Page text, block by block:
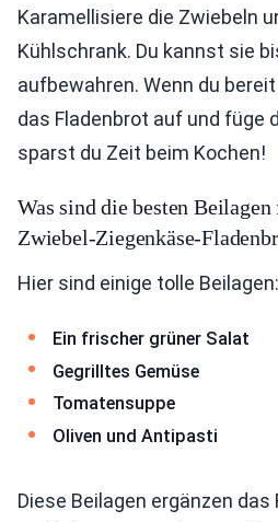
Karamellisiere die Zwiebeln
Kühlschrank. Du kannst sie
aufbewahren. Wenn du
das Fladenbrot auf und füge
sparst du Zeit beim Kochen!
Was sind die besten
Zwiebel-Ziegenkäse-
Hier sind einige tolle Beilagen:
Ein frischer grüner Salat
Gegrilltes Gemüse
Tomatensuppe
Oliven und Antipasti
Diese Beilagen ergänzen